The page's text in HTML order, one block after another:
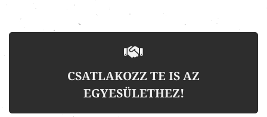
CSATLAKOZZ TE IS AZ
EGYESÜLETHEZ!